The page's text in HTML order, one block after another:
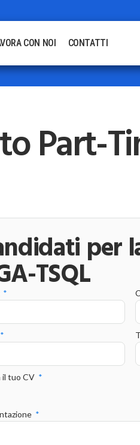
CON NOI CONTATTI
Part-
per
TSQL
il tuo CV